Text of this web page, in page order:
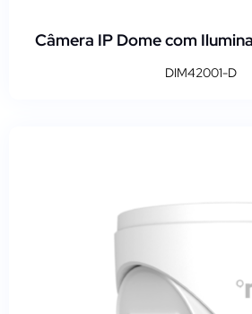
Câmera IP Dome com
DIM42001-D